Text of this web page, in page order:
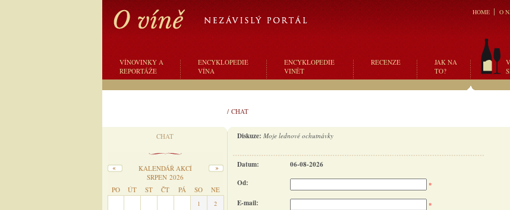
HOME O
VÍNOVINKY A
REPORTÁŽE
ENCYKLOPEDIE
VÍNA
ENCYKLOPEDIE
VINĚT
RECENZE
JAK NA
TO?
/ CHAT
CHAT
KALENDÁŘ AKCÍ
SRPEN 2026
PO
ÚT ST ČT PÁ SO NE
1
2
Diskuze: Moje lednové ochutnávky
Datum:
06-08-2026
Od:
*
E-mail: *